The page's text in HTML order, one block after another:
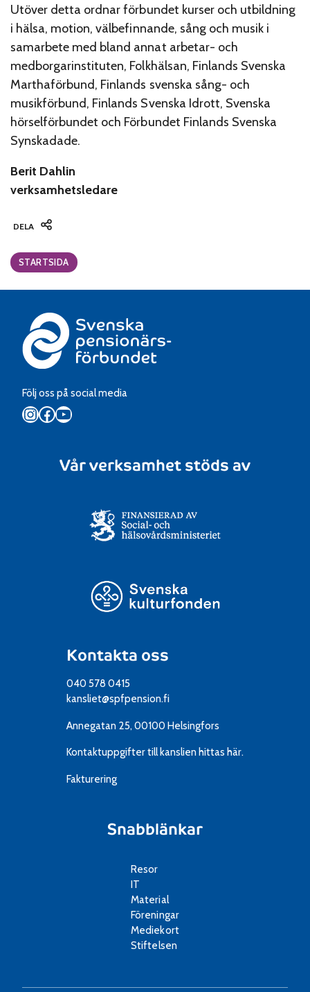
Utöver detta ordnar förbundet kurser och utbildning
i hälsa, motion, välbefinnande, sång och musik i
samarbete med bland annat arbetar- och
medborgarinstituten, Folkhälsan, Finlands Svenska
Marthaförbund, Finlands svenska sång- och
musikförbund, Finlands Svenska Idrott, Svenska
hörselförbundet och Förbundet Finlands Svenska
Synskadade.
Berit Dahlin
verksamhetsledare
DELA
Categories:
STARTSIDA
Följ oss på social media
Instagram
Facebook
YouTube
Kontakta oss
040 578 0415
kansliet@spfpension.fi
Annegatan 25, 00100 Helsingfors
Kontaktuppgifter till kanslien hittas här.
Fakturering
Snabblänkar
Resor
IT
Material
Föreningar
Mediekort
Stiftelsen
Vår verksamhet stöds av